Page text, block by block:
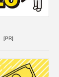
[PR]